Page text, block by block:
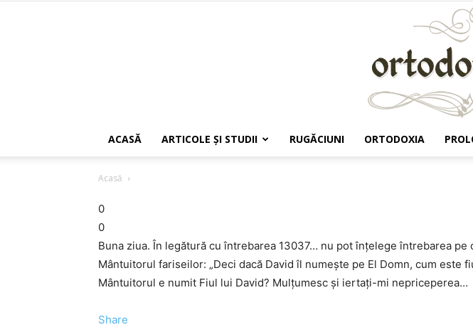
ACASĂ ARTICOLE ŞI STUDII RUGĂCIUNI ORTODOXIA
Acasă
0
0
Buna ziua. În legătură cu întrebarea 13037… nu pot înțelege întrebarea pe
Mântuitorul fariseilor: „Deci dacă David îl numește pe El Domn, cum este
Mântuitorul e numit Fiul lui David? Mulțumesc și iertați-mi nepriceperea…
Share